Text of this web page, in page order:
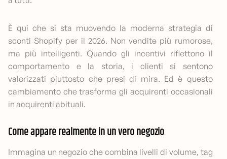
È qui che si sta muovendo la moderna strategia di
sconti Shopify per il 2026. Non vendite più rumorose,
ma più intelligenti. Quando gli incentivi riflettono il
comportamento e la storia, i clienti si sentono
valorizzati piuttosto che presi di mira. Ed è questo
cambiamento che trasforma gli acquirenti occasionali
in acquirenti abituali.
Come appare realmente in un vero negozio
Immagina un negozio che combina livelli di volume, tag